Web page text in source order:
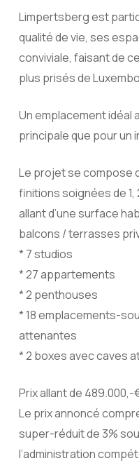
Limpertsberg est
qualité de vie, ses
conviviale, faisant de
plus prisés de
Un emplacement idéal
principale que pour un
Le projet se compose
finitions soignées de
allant d’une surface
balcons / terrasses
* 7 studios
* 27 appartements
* 2 penthouses
* 18 emplacements-
attenantes
* 2 boxes avec caves
Prix allant de
Le prix annoncé
super-réduit de 3%
l’administration